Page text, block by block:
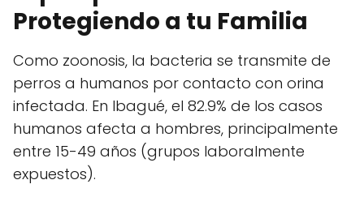
Protegiendo a tu Familia
Como zoonosis, la bacteria se transmite de
perros a humanos por contacto con orina
infectada. En Ibagué, el 82.9% de los casos
humanos afecta a hombres, principalmente
entre 15-49 años (grupos laboralmente
expuestos).